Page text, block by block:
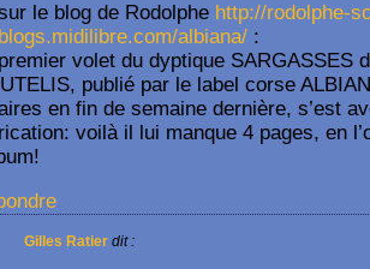
le blog de Rodolphe http://rodolphe-
albiana/ :
volet du dyptique SARGASSES
publié par le label corse
en fin de semaine dernière, s’est
voilà il lui manque 4 pages, en
Gilles Ratier dit :